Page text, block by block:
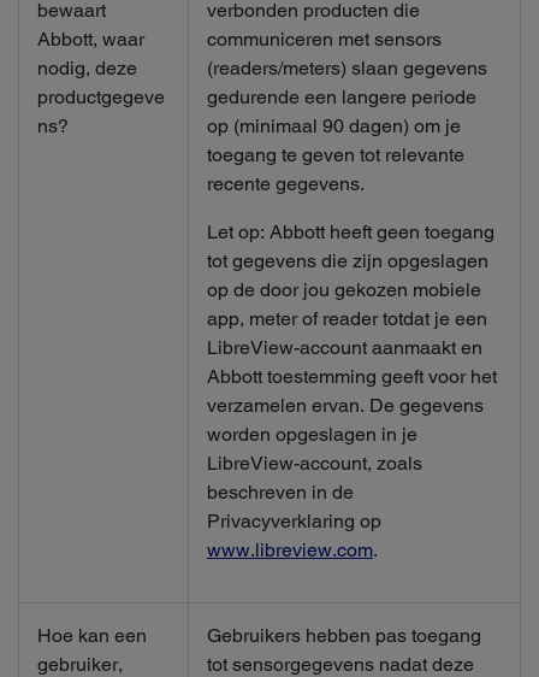
bewaart
Abbott, waar
nodig, deze
productgegeve
ns?
verbonden producten die
communiceren met sensors
(readers/meters) slaan gegevens
gedurende een langere periode
op (minimaal 90 dagen) om je
toegang te geven tot relevante
recente gegevens.
Let op: Abbott heeft geen toegang
tot gegevens die zijn opgeslagen
op de door jou gekozen mobiele
app, meter of reader totdat je een
LibreView-account aanmaakt en
Abbott toestemming geeft voor het
verzamelen ervan. De gegevens
worden opgeslagen in je
LibreView-account, zoals
beschreven in de
Privacyverklaring op
www.libreview.com.
Hoe kan een
gebruiker,
Gebruikers hebben pas toegang
tot sensorgegevens nadat deze